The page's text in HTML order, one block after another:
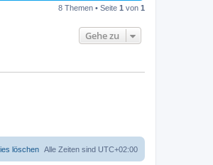
8 Themen • Seite 1 von 1
Gehe zu
Alle Zeiten sind UTC+02:00
löschen